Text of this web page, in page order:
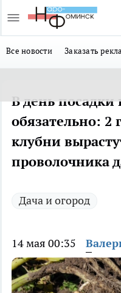
Все новости Заказать
В день посадки
обязательно: 2
клубни
проволочника
Дача и огород
14 мая 00:35